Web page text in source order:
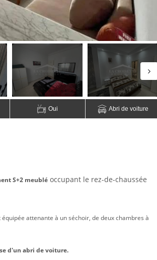
Oui Abri de voiture
S+2 meublé occupant le rez-de-chaussée
attenante à un séchoir, de deux chambres à
d'un abri de voiture.